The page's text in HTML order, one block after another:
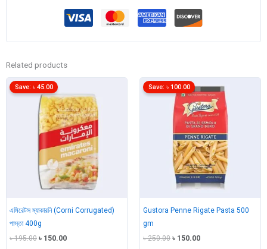
Related products
এমিরেটস ম্যাকারনি (Corni Corrugated)
পাস্তা 400g
৳195.00 Original
৳ 150.00Current
Save: ৳ 45.00
Gustora Penne Rigate Pasta 500
gm
৳250.00 Original
৳ 150.00Current
Save: ৳ 100.00